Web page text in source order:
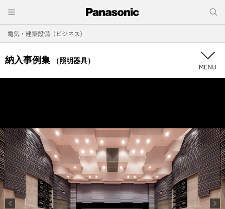
電気・建築設備（ビジネス）
納入事例集 （照明器具）